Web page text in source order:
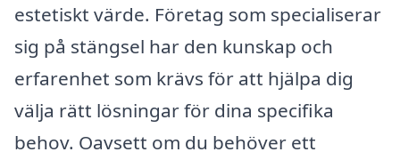
estetiskt värde. Företag som specialiserar
sig på stängsel har den kunskap och
erfarenhet som krävs för att hjälpa dig
välja rätt lösningar för dina specifika
behov. Oavsett om du behöver ett